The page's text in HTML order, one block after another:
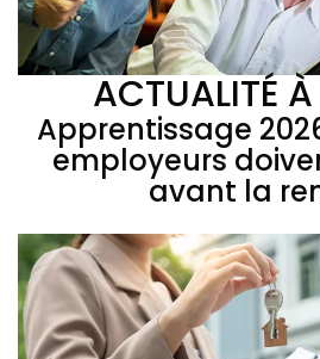
ACTUALITÉ
Apprentissage
employeurs
avant la